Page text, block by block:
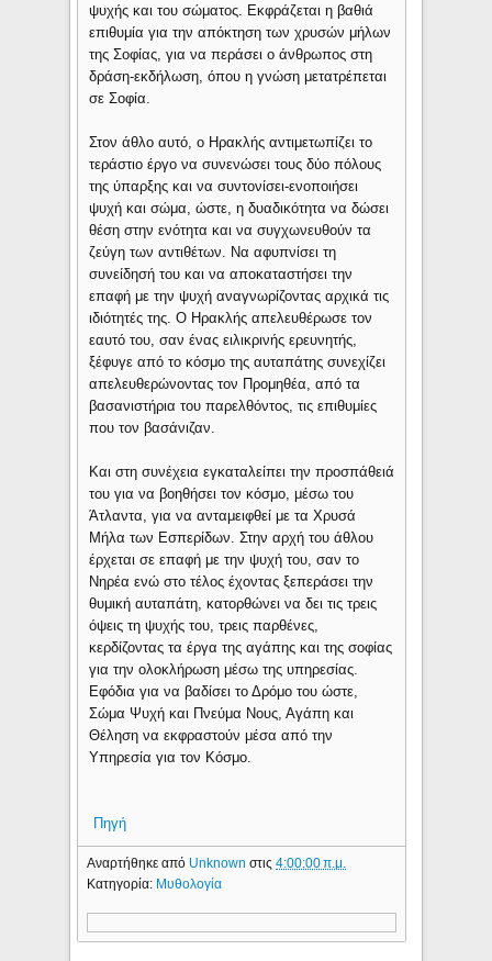
ψυχής και του σώματος. Εκφράζεται η βαθιά
επιθυμία για την απόκτηση των χρυσών μήλων
της Σοφίας, για να περάσει ο άνθρωπος στη
δράση-εκδήλωση, όπου η γνώση μετατρέπεται
σε Σοφία.
Στον άθλο αυτό, ο Ηρακλής αντιμετωπίζει το
τεράστιο έργο να συνενώσει τους δύο πόλους
της ύπαρξης και να συντονίσει-ενοποιήσει
ψυχή και σώμα, ώστε, η δυαδικότητα να δώσει
θέση στην ενότητα και να συγχωνευθούν τα
ζεύγη των αντιθέτων. Να αφυπνίσει τη
συνείδησή του και να αποκαταστήσει την
επαφή με την ψυχή αναγνωρίζοντας αρχικά τις
ιδιότητές της. Ο Ηρακλής απελευθέρωσε τον
εαυτό του, σαν ένας ειλικρινής ερευνητής,
ξέφυγε από το κόσμο της αυταπάτης συνεχίζει
απελευθερώνοντας τον Προμηθέα, από τα
βασανιστήρια του παρελθόντος, τις επιθυμίες
που τον βασάνιζαν.
Και στη συνέχεια εγκαταλείπει την προσπάθειά
του για να βοηθήσει τον κόσμο, μέσω του
Άτλαντα, για να ανταμειφθεί με τα Χρυσά
Μήλα των Εσπερίδων. Στην αρχή του άθλου
έρχεται σε επαφή με την ψυχή του, σαν το
Νηρέα ενώ στο τέλος έχοντας ξεπεράσει την
θυμική αυταπάτη, κατορθώνει να δει τις τρεις
όψεις τη ψυχής του, τρεις παρθένες,
κερδίζοντας τα έργα της αγάπης και της σοφίας
για την ολοκλήρωση μέσω της υπηρεσίας.
Εφόδια για να βαδίσει το Δρόμο του ώστε,
Σώμα Ψυχή και Πνεύμα Νους, Αγάπη και
Θέληση να εκφραστούν μέσα από την
Υπηρεσία για τον Κόσμο.
Πηγή
Αναρτήθηκε από Unknownστις4:00:00 π.μ.
Κατηγορία: Μυθολογία